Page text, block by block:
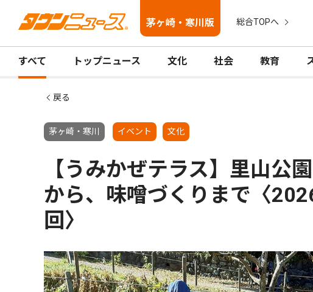
茅ヶ崎・寒川版 総合TOPへ
すべて トップニュース 文化 社会 教育
戻る
茅ヶ崎・寒川 イベント 文化
【うみかぜテラス】里山公
から、味噌づくりまで〈
回〉